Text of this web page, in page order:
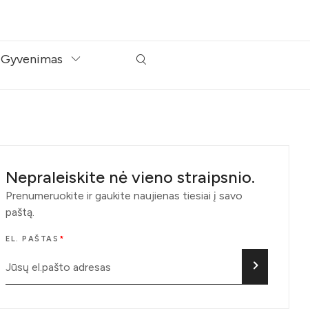
Gyvenimas
Nepraleiskite nė vieno straipsnio.
Prenumeruokite ir gaukite naujienas tiesiai į savo
paštą.
EL. PAŠTAS